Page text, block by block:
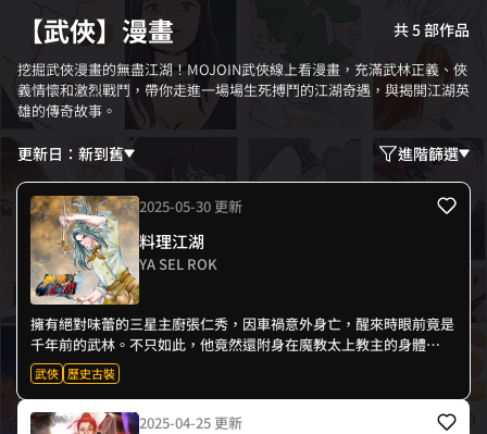
【武俠】漫畫 共 5 部作品
挖掘武俠漫畫的無盡江湖！MOJOIN武俠線上看漫畫，充滿武林正義、俠
義情懷和激烈戰鬥，帶你走進一場場生死搏鬥的江湖奇遇，與揭開江湖英
雄的傳奇故事。
更新日：新到舊 進階篩選
2025-05-30 更新
料理江湖
YA SEL ROK
擁有絕對味蕾的三星主廚張仁秀，因車禍意外身亡，醒來時眼前竟是
千年前的武林。不只如此，他竟然還附身在魔教太上教主的身體
裡？！
懷著一身現代高超廚藝的他，要如何料理美食，也料理這江湖世界的
腥風血雨呢？
武俠 歷史古裝
2025-04-25 更新